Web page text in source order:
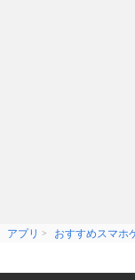
アプリ おすすめスマホ